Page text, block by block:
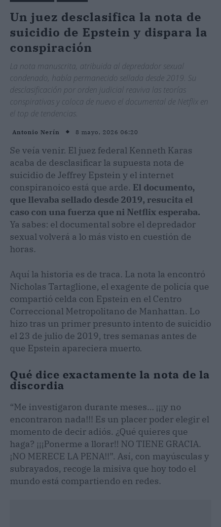
Un juez desclasifica la nota de
suicidio de Epstein y dispara la
conspiración
La nota manuscrita, atribuida al depredador sexual
condenado, había permanecido sellada desde 2019. Su
desclasificación por orden judicial reaviva las teorías
conspirativas y coloca de nuevo el documental de Netflix en
el top de tendencias.
Antonio Nerín 8 mayo, 2026 06:20
Se veía venir. El juez federal Kenneth Karas
acaba de desclasificar la supuesta nota de
suicidio de Jeffrey Epstein y el internet
conspiranoico está que arde. El documento,
que llevaba sellado desde 2019, resucita el
caso con una fuerza que ni Netflix esperaba.
Ya sabes: el documental sobre el depredador
sexual volverá a lo más visto en cuestión de
horas.
Aquí la historia es de traca. La nota la encontró
Nicholas Tartaglione, el exagente de policía que
compartió celda con Epstein en el Centro
Correccional Metropolitano de Manhattan. Lo
hizo tras un primer presunto intento de suicidio
el 23 de julio de 2019, tres semanas antes de
que Epstein apareciera muerto.
Qué dice exactamente la nota de la
discordia
“Me investigaron durante meses… ¡¡¡y no
encontraron nada!!! Es un placer poder elegir el
momento de decir adiós. ¿Qué quieres que
haga? ¡¡¡Ponerme a llorar!! NO TIENE GRACIA.
¡NO MERECE LA PENA!!”. Así, con mayúsculas y
subrayados, recoge la misiva que hoy todo el
mundo está compartiendo en redes.